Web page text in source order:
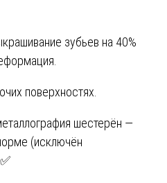
зубьев на 40%
поверхностях.
шестерён —
(исключён